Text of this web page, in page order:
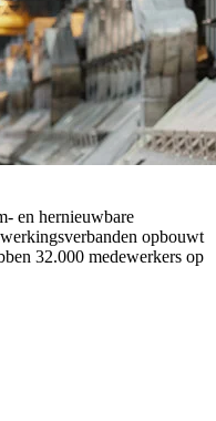
en hernieuwbare
opbouwt
32.000 medewerkers op